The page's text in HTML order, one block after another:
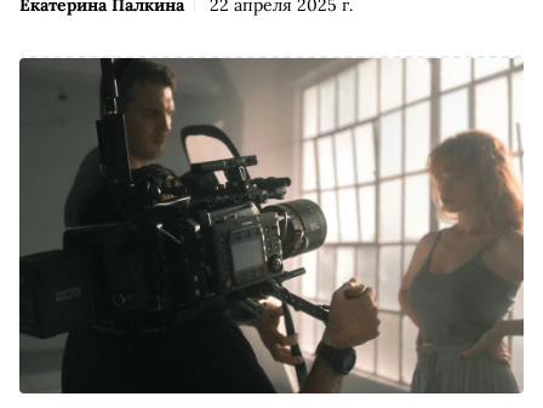
Екатерина Палкина 22 апреля 2025 г.